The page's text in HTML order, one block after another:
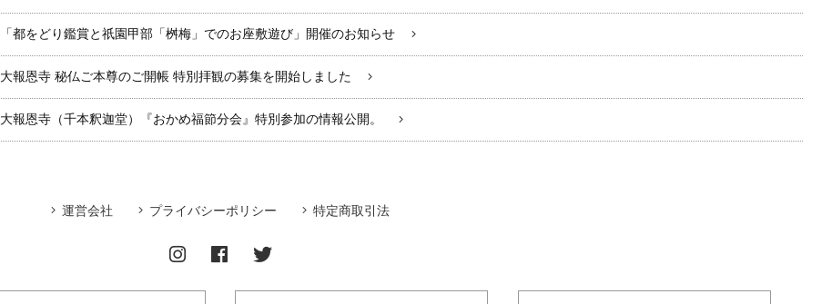
「都をどり鑑賞と祇園甲部「桝梅」でのお座敷遊び」開催のお知らせ
大報恩寺 秘仏ご本尊のご開帳 特別拝観の募集を開始しました
大報恩寺（千本釈迦堂）『おかめ福節分会』特別参加の情報公開。
運営会社 プライバシーポリシー 特定商取引法